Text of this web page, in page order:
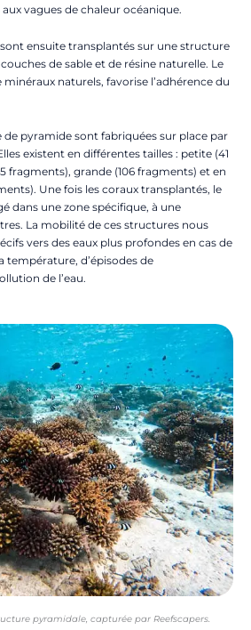
vagues de chaleur océanique.
ensuite transplantés sur une structure
de sable et de résine naturelle. Le
naturels, favorise l’adhérence du
pyramide sont fabriquées sur place par
existent en différentes tailles : petite (41
fragments), grande (106 fragments) et en
Une fois les coraux transplantés, le
dans une zone spécifique, à une
La mobilité de ces structures nous
vers des eaux plus profondes en cas de
d’épisodes de
de l’eau.
pyramidale, capturée par Reefscapers.